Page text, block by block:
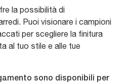
la possibilità di
Puoi visionare i campioni
per scegliere la finitura
al tuo stile e alle tue
sono disponibili per